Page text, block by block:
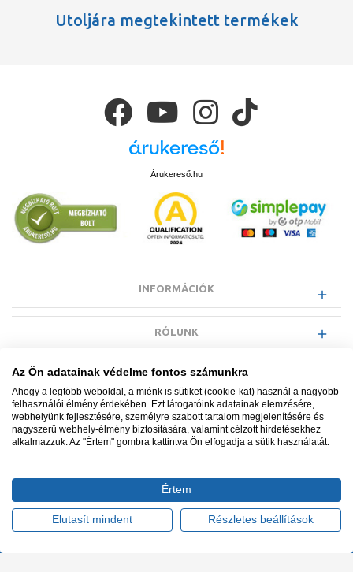
Utoljára megtekintett termékek
Árukereső.hu
INFORMÁCIÓK
RÓLUNK
EGYÉB INFORMÁCIÓK
VÁSÁRLÓI INFORMÁCIÓK
Minden jog fenntartva. © Adatkezelés nyilvántartási száma NAIH-
Ügyfélszolgálat: +36 1 700 3500
Az Ön adatainak védelme fontos számunkra
Ahogy a legtöbb weboldal, a miénk is sütiket (cookie-kat) használ a nagyobb
felhasználói élmény érdekében. Ezt látogatóink adatainak elemzésére,
webhelyünk fejlesztésére, személyre szabott tartalom megjelenítésére és
nagyszerű webhely-élmény biztosítására, valamint célzott hirdetésekhez
alkalmazzuk. Az "Értem" gombra kattintva Ön elfogadja a sütik használatát.
Értem
Elutasít mindent Részletes beállítások